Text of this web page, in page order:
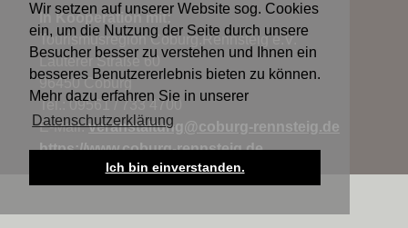
Wir setzen auf unserer Website sog. Cookies
ein, um die Nutzung der Seite durch unsere
Besucher besser zu verstehen und Ihnen ein
besseres Benutzererlebnis bieten zu können.
Mehr dazu erfahren Sie in unserer
Datenschutzerklärung
Ich bin einverstanden.
In Kooperation mit:
Tourismusregion Coburg.Rennsteig e.V.
Lauterer Straße 60
96450 Coburg
Tel.: 09561 / 733 4700
E-Mail:veranstaltung@coburg-rennsteig.de
https://www.coburg-rennsteig.de